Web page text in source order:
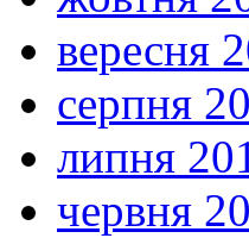
вересня
серпня
липня
червня